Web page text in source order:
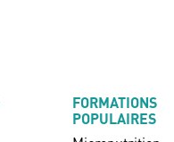
FORMATIONS
POPULAIRES